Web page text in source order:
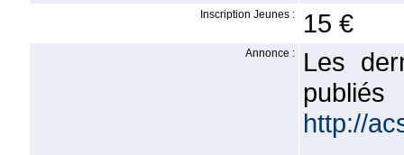
Inscription Jeunes : 15 €
Annonce :
Les
http://